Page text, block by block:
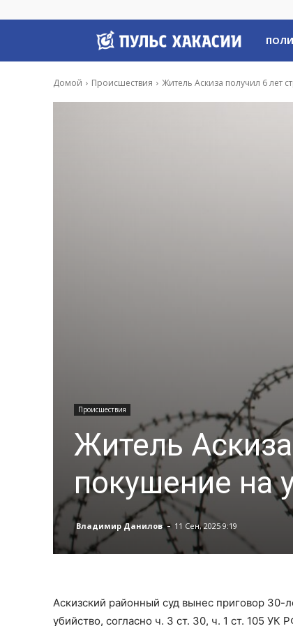
Пульс
Хакасии
Домой Происшествия Житель Аскиза получил 6 лет
Происшествия
Житель
покушение на
Владимир Данилов - 11 Сен, 2025 9:19
Аскизский районный суд вынес приговор
убийство, согласно ч. 3 ст. 30, ч. 1 ст. 105 УК